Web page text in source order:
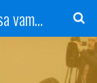
Radio Gradačac - 56 godina sa vama...